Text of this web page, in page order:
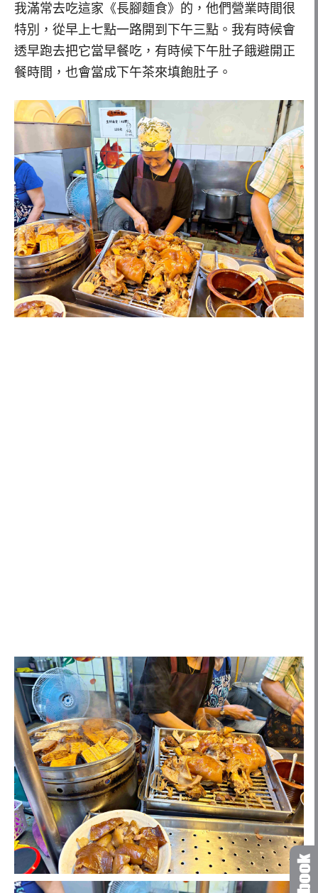
我滿常去吃這家《長腳麵食》的，他們營業時間很
特別，從早上七點一路開到下午三點。我有時候會
透早跑去把它當早餐吃，有時候下午肚子餓避開正
餐時間，也會當成下午茶來填飽肚子。